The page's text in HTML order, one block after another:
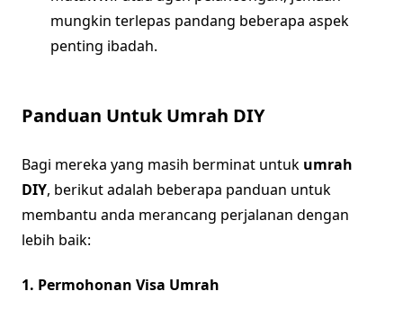
mungkin terlepas pandang beberapa aspek
penting ibadah.
Panduan Untuk Umrah DIY
Bagi mereka yang masih berminat untuk umrah
DIY, berikut adalah beberapa panduan untuk
membantu anda merancang perjalanan dengan
lebih baik:
1. Permohonan Visa Umrah